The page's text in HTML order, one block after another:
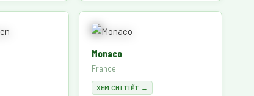
Monaco
France
XEM CHI TIẾT →